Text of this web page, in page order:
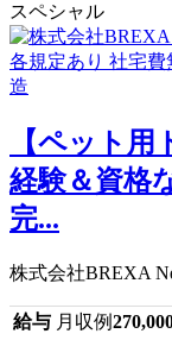
スペシャル
【ペット
経験＆資格
完...
株式会社BREXA
給与 月収例